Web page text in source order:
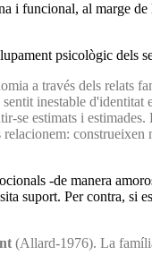
i funcional, al marge
psicològic dels
a través dels relats
inestable d'identitat
se estimats i
-de manera
suport. Per contra,
(Allard-1976). La